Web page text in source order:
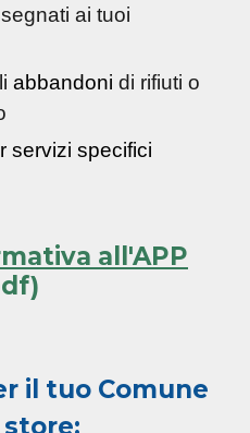
ai tuoi
abbandonidi rifiuti o
servizi specifici
all'APP
il tuo Comune